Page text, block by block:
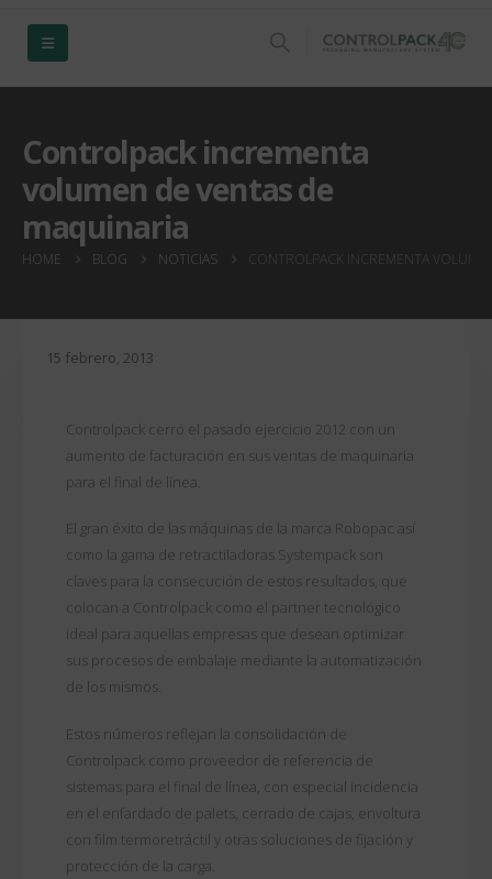
Controlpack incrementa
volumen de ventas de
maquinaria
HOME BLOG NOTICIAS CONTROLPACK INCREMENTA
15 febrero, 2013
Controlpack cerró el pasado ejercicio 2012 con un
aumento de facturación en sus ventas de maquinaria
para el final de línea.
El gran éxito de las máquinas de la marca Robopac así
como la gama de retractiladoras Systempack son
claves para la consecución de estos resultados, que
colocan a Controlpack como el partner tecnológico
ideal para aquellas empresas que desean optimizar
sus procesos de embalaje mediante la automatización
de los mismos.
Estos números reflejan la consolidación de
Controlpack como proveedor de referencia de
sistemas para el final de línea, con especial incidencia
en el enfardado de palets, cerrado de cajas, envoltura
con film termoretráctil y otras soluciones de fijación y
protección de la carga.